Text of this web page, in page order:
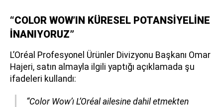
“COLOR WOW’IN KÜRESEL POTANSİYELİNE
İNANIYORUZ”
L’Oréal Profesyonel Ürünler Divizyonu Başkanı Omar
Hajeri, satın almayla ilgili yaptığı açıklamada şu
ifadeleri kullandı:
“Color Wow’ı L’Oréal ailesine dahil etmekten